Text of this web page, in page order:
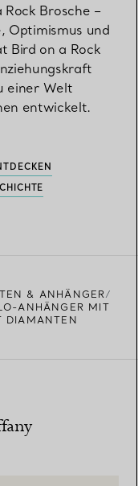
Brosche –
Optimismus und
Bird on a Rock
einer Welt
entwickelt.
& ANHÄNGER
ANHÄNGER MIT
DIAMANTEN